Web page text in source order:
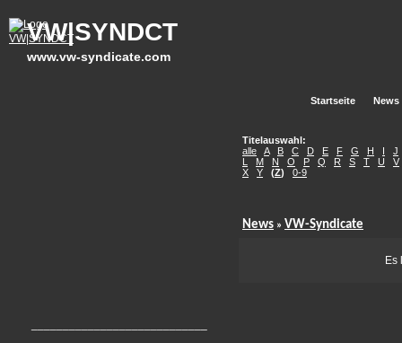
VW|SYNDCT
www.vw-syndicate.com
Startseite News
Titelauswahl:
alle
A B C D E F G H I
J
L
M N O P Q R S T U
V
X
Y (Z) 0-9
News » VW-Syndicate
Es